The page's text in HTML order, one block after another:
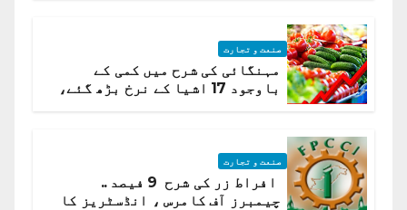
صنعت و تجارت
مہنگائی کی شرح میں کمی کے
باوجود 17 اشیا کے نرخ بڑھ گئے،
صنعت و تجارت
افراط زر کی شرح 9 فیصد ..
چیمبرز آف کامرس ، انڈسٹریز کا